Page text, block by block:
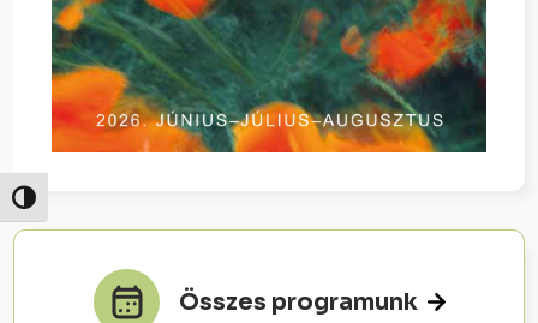
Nagy kontraszt váltása
Összes programunk